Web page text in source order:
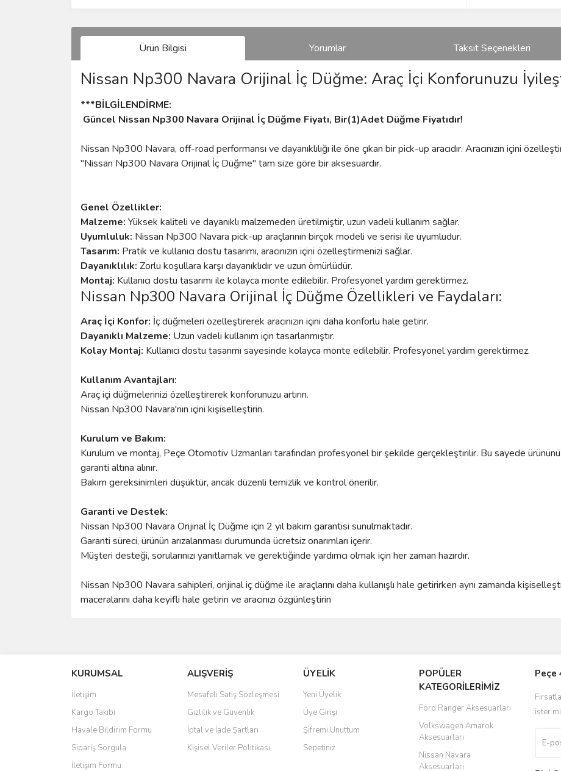
Ürün Bilgisi Yorumlar Taksit Seçenekleri
Nissan Np300 Navara Orijinal İç Düğme: Araç İçi Konforunuzu
***BİLGİLENDİRME:
Güncel Nissan Np300 Navara Orijinal İç Düğme Fiyatı, Bir(1)Adet Düğme Fiyatıdır!
Nissan Np300 Navara, off-road performansı ve dayanıklılığı ile öne çıkan bir pick-up aracıdır. Aracınızın içini
"Nissan Np300 Navara Orijinal İç Düğme" tam size göre bir aksesuardır.
Genel Özellikler:
Malzeme: Yüksek kaliteli ve dayanıklı malzemeden üretilmiştir, uzun vadeli kullanım sağlar.
Uyumluluk: Nissan Np300 Navara pick-up araçlarının birçok modeli ve serisi ile uyumludur.
Tasarım: Pratik ve kullanıcı dostu tasarımı, aracınızın içini özelleştirmenizi sağlar.
Dayanıklılık: Zorlu koşullara karşı dayanıklıdır ve uzun ömürlüdür.
Montaj: Kullanıcı dostu tasarımı ile kolayca monte edilebilir. Profesyonel yardım gerektirmez.
Nissan Np300 Navara Orijinal İç Düğme Özellikleri ve Faydaları:
Araç İçi Konfor: İç düğmeleri özelleştirerek aracınızın içini daha konforlu hale getirir.
Dayanıklı Malzeme: Uzun vadeli kullanım için tasarlanmıştır.
Kolay Montaj: Kullanıcı dostu tasarımı sayesinde kolayca monte edilebilir. Profesyonel yardım gerektirmez.
Kullanım Avantajları:
Araç içi düğmelerinizi özelleştirerek konforunuzu artırın.
Nissan Np300 Navara'nın içini kişiselleştirin.
Kurulum ve Bakım:
Kurulum ve montaj, Peçe Otomotiv Uzmanları tarafından profesyonel bir şekilde gerçekleştirilir. Bu sayede
garanti altına alınır.
Bakım gereksinimleri düşüktür, ancak düzenli temizlik ve kontrol önerilir.
Garanti ve Destek:
Nissan Np300 Navara Orijinal İç Düğme için 2 yıl bakım garantisi sunulmaktadır.
Garanti süreci, ürünün arızalanması durumunda ücretsiz onarımları içerir.
Müşteri desteği, sorularınızı yanıtlamak ve gerektiğinde yardımcı olmak için her zaman hazırdır.
Nissan Np300 Navara sahipleri, orijinal iç düğme ile araçlarını daha kullanışlı hale getirirken aynı zamanda
maceralarını daha keyifli hale getirin ve aracınızı özgünleştirin
Yorum Yaz
Ürün resmi kalitesiz, bozuk veya görüntülenemiyor.
Ürün açıklamasında eksik bilgiler bulunuyor.
Ürün bilgilerinde hatalar bulunuyor.
Ürün fiyatı diğer sitelerden daha pahalı.
Bu ürüne benzer farklı alternatifler olmalı.
KURUMSAL
İletişim
Kargo Takibi
Havale Bildirim Formu
Sipariş Sorgula
İletişim Formu
ALIŞVERİŞ
Mesafeli Satış Sözleşmesi
Gizlilik ve Güvenlik
İptal ve İade Şartları
Kişisel Veriler Politikası
ÜYELİK
Yeni Üyelik
Üye Girişi
Şifremi Unuttum
Sepetiniz
POPÜLER
KATEGORİLERİMİZ
Ford Ranger Aksesuarları
Volkswagen Amarok
Aksesuarları
Nissan Navara
Aksesuarları
Peçe
ister